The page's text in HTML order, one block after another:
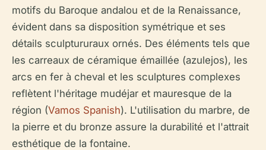
motifs du Baroque andalou et de la Renaissance,
évident dans sa disposition symétrique et ses
détails sculptururaux ornés. Des éléments tels que
les carreaux de céramique émaillée (azulejos), les
arcs en fer à cheval et les sculptures complexes
reflètent l'héritage mudéjar et mauresque de la
région (Vamos Spanish). L'utilisation du marbre, de
la pierre et du bronze assure la durabilité et l'attrait
esthétique de la fontaine.